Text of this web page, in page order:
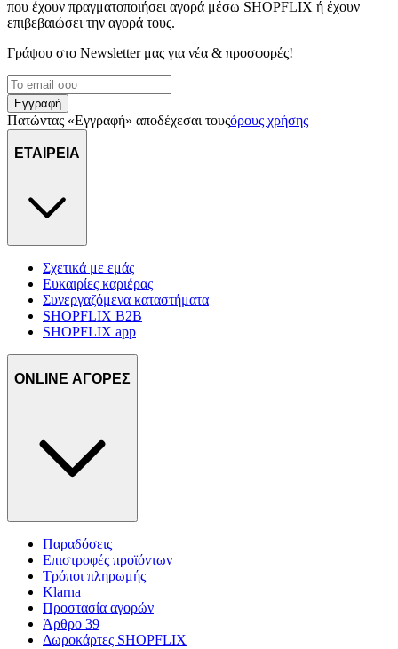
που έχουν πραγματοποιήσει αγορά μέσω SHOPFLIX ή έχουν
επιβεβαιώσει την αγορά τους.
Γράψου στο Νewsletter μας για νέα & προσφορές!
Εγγραφή
Πατώντας «Εγγραφή» αποδέχεσαι τουςόρους χρήσης
ΕΤΑΙΡΕΙΑ
Σχετικά με εμάς
Ευκαιρίες καριέρας
Συνεργαζόμενα καταστήματα
SHOPFLIX B2B
SHOPFLIX app
ONLINE ΑΓΟΡΕΣ
Παραδόσεις
Επιστροφές προϊόντων
Τρόποι πληρωμής
Klarna
Προστασία αγορών
Άρθρο 39
Δωροκάρτες SHOPFLIX